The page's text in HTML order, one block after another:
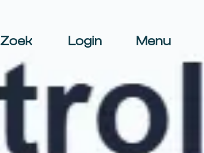
Zoek Login Menu